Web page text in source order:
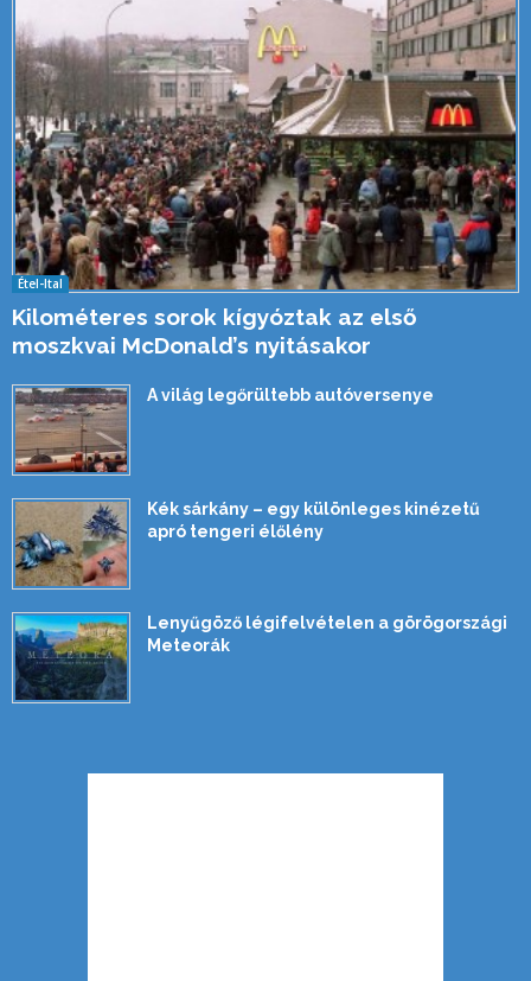
Étel-Ital
Kilométeres sorok kígyóztak az első
moszkvai McDonald’s nyitásakor
A világ legőrültebb autóversenye
Kék sárkány – egy különleges kinézetű
apró tengeri élőlény
Lenyűgöző légifelvételen a görögországi
Meteorák